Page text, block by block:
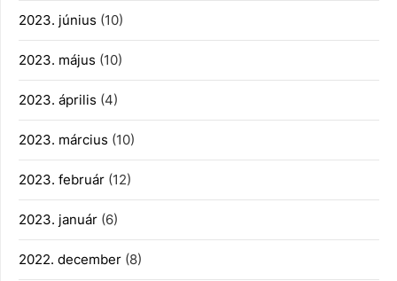
2023. június (10)
2023. május (10)
2023. április (4)
2023. március (10)
2023. február (12)
2023. január (6)
2022. december (8)